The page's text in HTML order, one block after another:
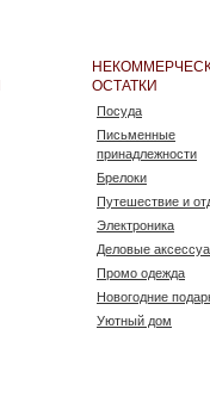
ОСТАТКИ
Посуда
Письменные
принадлежности
Брелоки
Путешествие и
Электроника
Деловые
Промо одежда
Новогодние
Уютный дом